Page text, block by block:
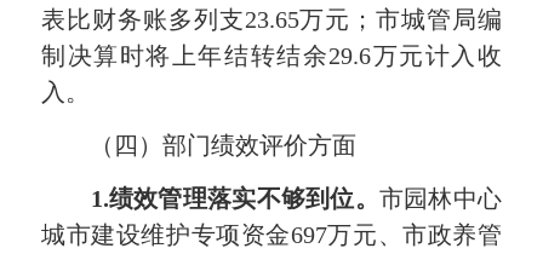
表比财务账多列支23.65万元；市城管局编
制决算时将上年结转结余29.6万元计入收
入。
（四）部门绩效评价方面
1.绩效管理落实不够到位。 市园林中心
城市建设维护专项资金697万元、市政养管